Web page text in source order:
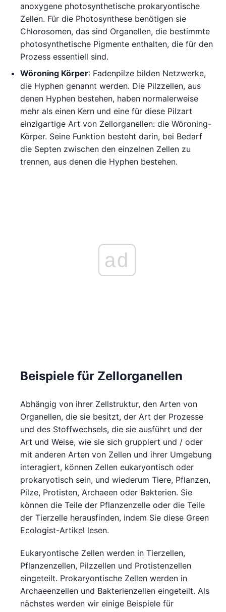
anoxygene photosynthetische prokaryontische
Zellen. Für die Photosynthese benötigen sie
Chlorosomen, das sind Organellen, die bestimmte
photosynthetische Pigmente enthalten, die für den
Prozess essentiell sind.
Wöroning Körper: Fadenpilze bilden Netzwerke,
die Hyphen genannt werden. Die Pilzzellen, aus
denen Hyphen bestehen, haben normalerweise
mehr als einen Kern und eine für diese Pilzart
einzigartige Art von Zellorganellen: die Wöroning-
Körper. Seine Funktion besteht darin, bei Bedarf
die Septen zwischen den einzelnen Zellen zu
trennen, aus denen die Hyphen bestehen.
ad
Beispiele für Zellorganellen
Abhängig von ihrer Zellstruktur, den Arten von
Organellen, die sie besitzt, der Art der Prozesse
und des Stoffwechsels, die sie ausführt und der
Art und Weise, wie sie sich gruppiert und / oder
mit anderen Arten von Zellen und ihrer Umgebung
interagiert, können Zellen eukaryontisch oder
prokaryotisch sein, und wiederum Tiere, Pflanzen,
Pilze, Protisten, Archaeen oder Bakterien. Sie
können die Teile der Pflanzenzelle oder die Teile
der Tierzelle herausfinden, indem Sie diese Green
Ecologist-Artikel lesen.
Eukaryontische Zellen werden in Tierzellen,
Pflanzenzellen, Pilzzellen und Protistenzellen
eingeteilt. Prokaryontische Zellen werden in
Archaeenzellen und Bakterienzellen eingeteilt. Als
nächstes werden wir einige Beispiele für